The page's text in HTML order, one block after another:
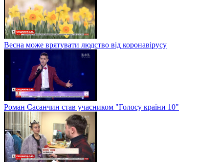
Весна може врятувати людство від коронавірусу
Роман Сасанчин став учасником "Голосу країни 10"